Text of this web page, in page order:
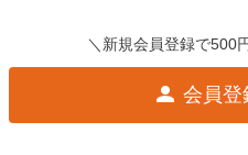
＼新規会員登録で500
会員登